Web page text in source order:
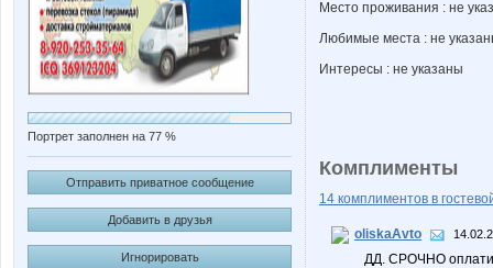
Портрет заполнен на 77 %
Отправить приватное сообщение
Добавить в друзья
Игнорировать
Место проживания : не
Любимые места : не
Интересы : не указаны
Комплименты
14 комплиментов в
oliskaAvto
ДД. СРОЧНО